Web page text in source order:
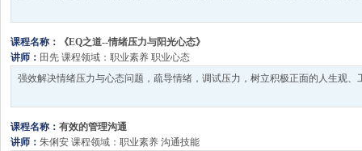
课程名称：
《EQ之道--情绪压力与阳光心态》
讲师： 田先 课程领域： 职业素养 职业心态
强效解决情绪压力与心态问题，疏导情绪，调试压力，树立积极正面的人生观、
课程名称： 有效的管理沟通
讲师： 朱俐安 课程领域： 职业素养 沟通技能